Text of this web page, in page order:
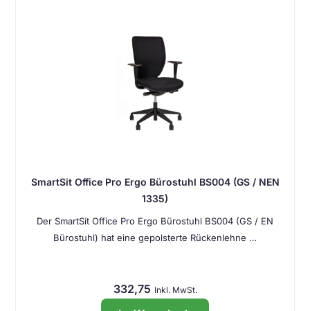
SmartSit Office Pro Ergo Bürostuhl BS004 (GS / NEN
1335)
Der SmartSit Office Pro Ergo Bürostuhl BS004 (GS / EN
Bürostuhl) hat eine gepolsterte Rückenlehne …
332,75 Inkl. MwSt.